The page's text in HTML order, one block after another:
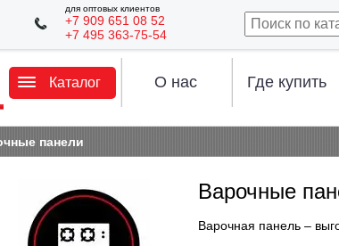
для оптовых клиентов
+7 909 651 08 52
+7 495 363-75-54
Каталог О нас Где купить
панели
Варочные
Варочная панель –